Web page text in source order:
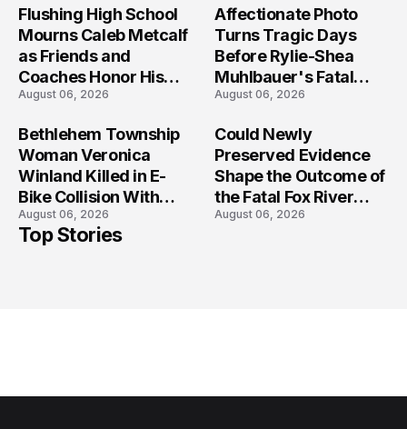
Flushing High School
Mourns Caleb Metcalf
as Friends and
Coaches Honor His
Legacy
August 06, 2026
Affectionate Photo
Turns Tragic Days
Before Rylie-Shea
Muhlbauer's Fatal
Iowa Shooting
August 06, 2026
Bethlehem Township
Woman Veronica
Winland Killed in E-
Bike Collision With
Semi in Navarre
August 06, 2026
Could Newly
Preserved Evidence
Shape the Outcome of
the Fatal Fox River
Boat Crash
August 06, 2026
Top Stories